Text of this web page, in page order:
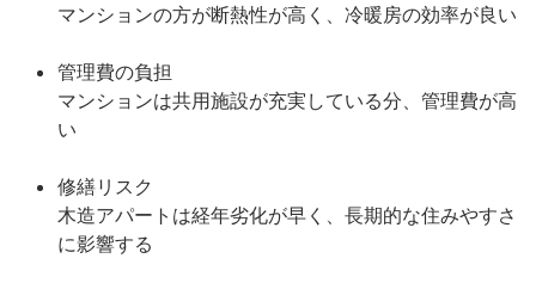
マンションの方が断熱性が高く、冷暖房の効率が良い
管理費の負担
マンションは共用施設が充実している分、管理費が高
い
修繕リスク
木造アパートは経年劣化が早く、長期的な住みやすさ
に影響する